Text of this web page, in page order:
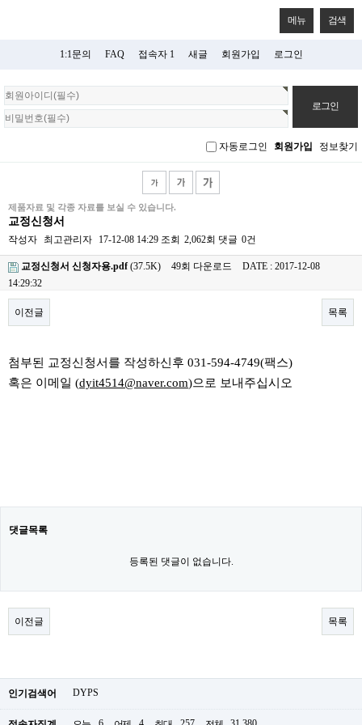
메뉴 검색
1:1문의 FAQ 접속자 1 새글 회원가입 로그인
회
원
로
자동로그인 회원가입 정보찾기
제품자료 및 각종 자료를 보실 수 있습니다.
교정신청서
작성자 최고관리자 17-12-08 14:29 조회 2,062회 댓글 0건
교정신청서 신청자용.pdf(37.5K) 49회 다운로드
DATE : 2017-12-08
14:29:32
이전글 목록
첨부된 교정신청서를 작성하신후 031-594-4749(팩스)
혹은 이메일 (dyit4514@naver.com)으로 보내주십시오
댓글목록
등록된 댓글이 없습니다.
이전글 목록
인기검색어 DYPS